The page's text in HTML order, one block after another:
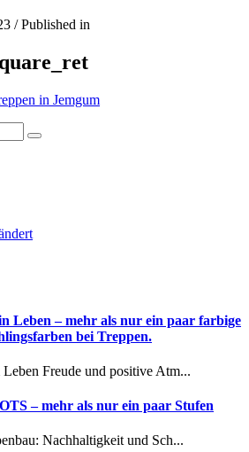
/Published in
Leben – mehr als nur ein paar farbige
bei Treppen.
Freude und positive Atm...
– mehr als nur ein paar Stufen
Nachhaltigkeit und Sch...